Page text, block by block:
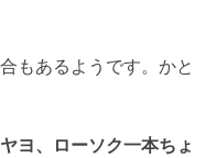
もあるようです。かと
ヨ、ローソク一本ちょ